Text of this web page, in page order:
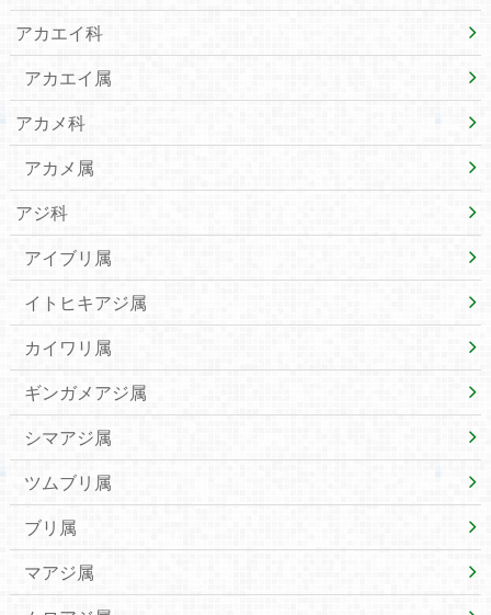
アカエイ科
アカエイ属
アカメ科
アカメ属
アジ科
アイブリ属
イトヒキアジ属
カイワリ属
ギンガメアジ属
シマアジ属
ツムブリ属
ブリ属
マアジ属